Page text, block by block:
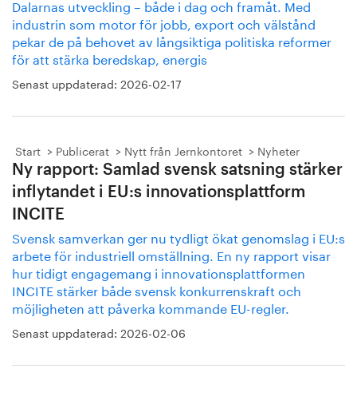
Dalarnas utveckling – både i dag och framåt. Med
industrin som motor för jobb, export och välstånd
pekar de på behovet av långsiktiga politiska reformer
för att stärka beredskap, energis
Senast uppdaterad: 2026-02-17
Start Publicerat Nytt från Jernkontoret Nyheter
Ny rapport: Samlad svensk satsning stärker
inflytandet i EU:s innovationsplattform
INCITE
Svensk samverkan ger nu tydligt ökat genomslag i EU:s
arbete för industriell omställning. En ny rapport visar
hur tidigt engagemang i innovationsplattformen
INCITE stärker både svensk konkurrenskraft och
möjligheten att påverka kommande EU-regler.
Senast uppdaterad: 2026-02-06